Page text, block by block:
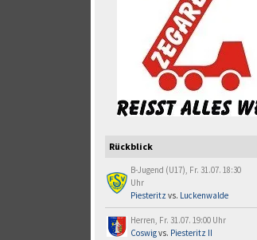
Rückblick
B-Jugend (U17), Fr. 31.07. 18:30
Uhr
Piesteritz vs. Luckenwalde
Herren, Fr. 31.07. 19:00 Uhr
Coswigvs. Piesteritz II